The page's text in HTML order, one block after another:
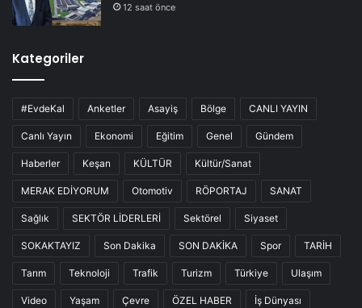
12 saat önce
Kategoriler
#EvdeKal Anketler Asayiş Bölge CANLI YAYIN
Canlı Yayın Ekonomi Eğitim Genel Gündem
Haberler Keşan KÜLTÜR Kültür/Sanat
MERAK EDİYORUM Otomotiv RÖPORTAJ SANAT
Sağlık SEKTÖR LİDERLERİ Sektörel Siyaset
SOKAKTAYIZ Son Dakika SON DAKİKA Spor TARİH
Tarım Teknoloji Trafik Turizm Türkiye Ulaşım
Video Yaşam Çevre ÖZEL HABER İş Dünyası